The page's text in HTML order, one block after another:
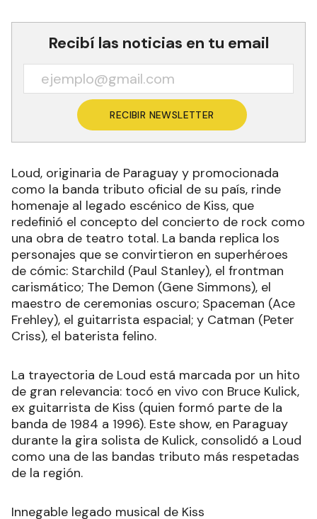
Recibí las noticias en tu email
RECIBIR NEWSLETTER
Loud, originaria de Paraguay y promocionada
como la banda tributo oficial de su país, rinde
homenaje al legado escénico de Kiss, que
redefinió el concepto del concierto de rock como
una obra de teatro total. La banda replica los
personajes que se convirtieron en superhéroes
de cómic: Starchild (Paul Stanley), el frontman
carismático; The Demon (Gene Simmons), el
maestro de ceremonias oscuro; Spaceman (Ace
Frehley), el guitarrista espacial; y Catman (Peter
Criss), el baterista felino.
La trayectoria de Loud está marcada por un hito
de gran relevancia: tocó en vivo con Bruce Kulick,
ex guitarrista de Kiss (quien formó parte de la
banda de 1984 a 1996). Este show, en Paraguay
durante la gira solista de Kulick, consolidó a Loud
como una de las bandas tributo más respetadas
de la región.
Innegable legado musical de Kiss